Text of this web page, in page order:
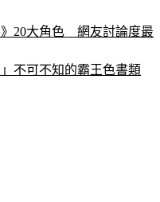
20大角色　網友討論度最
不可不知的霸王色書類